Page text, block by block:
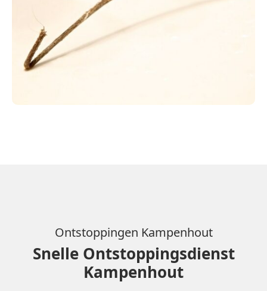
Ontstoppingen Kampenhout
Snelle Ontstoppingsdienst
Kampenhout